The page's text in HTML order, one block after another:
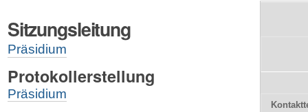
Sitzungsleitung
Präsidium
Protokollerstellung
Präsidium